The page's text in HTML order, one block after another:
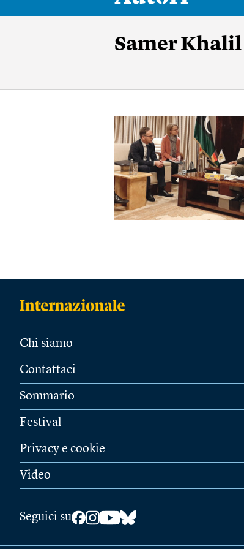
Samer
Chi siamo
Contattaci
Sommario
Festival
Privacy e cookie
Video
Seguici su